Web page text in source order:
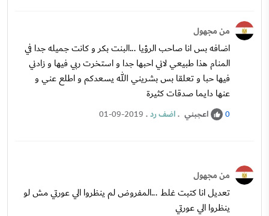
من مجهول
اضافه بس انا صاحب الرؤيا ...البنت بكر و كانت جميله جدا في
المنام هذا طبيعي لاني احبها جدا و استخرت ربي فيها و زادني
فيها حبا و تعلقا بس بشريني الله يسعدكم و اطلع عني و
عنها دايما صدقات كثيرة
0 اعجبني .اضف رد.
01-09-2019
من مجهول
تعديل انا كتبت غلط ...المفروض لم ينظروا الي عورتي مش لو
ينظروا الي عورتي